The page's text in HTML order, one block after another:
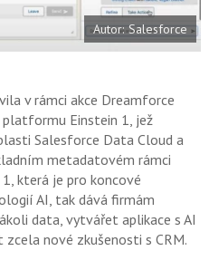
b
o
o
k
i
X
Autor: Salesforce
v rámci akce Dreamforce
platformu Einstein 1, jež
Salesforce Data Cloud a
metadatovém rámci
která je pro koncové
AI, tak dává firmám
data, vytvářet aplikace s AI
nové zkušenosti s CRM.